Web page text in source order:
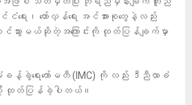
ေး၊ တော်လှန်ရေး အင်အားစုတွေနဲ့လည်း
သွားမယ်ဆိုတဲ့အကြောင်းကို ထုတ်ပြန်ချက်မှာ
ခန့်ခွဲရေးကော်မတီ (IMC) ကို လည်း ဒီညီလာခံ
း ထုတ်ပြန်ခဲ့ပါတယ်။